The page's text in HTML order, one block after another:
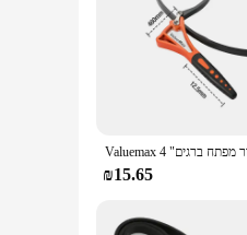
**Optimized
Crafted from high-
prolonged use. The
**Versatile and
The pipe wrench
reducing the risk of
**Adaptable and
The key's
this pipe wrench
₪15.65